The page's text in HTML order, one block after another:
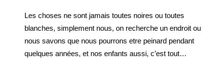
Les choses ne sont jamais toutes noires ou toutes
blanches, simplement nous, on recherche un endroit ou
nous savons que nous pourrons etre peinard pendant
quelques années, et nos enfants aussi, c’est tout…